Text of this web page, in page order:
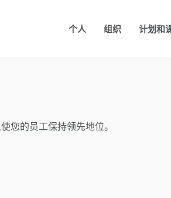
个人 组织 计划和
您的员工保持领先地位。